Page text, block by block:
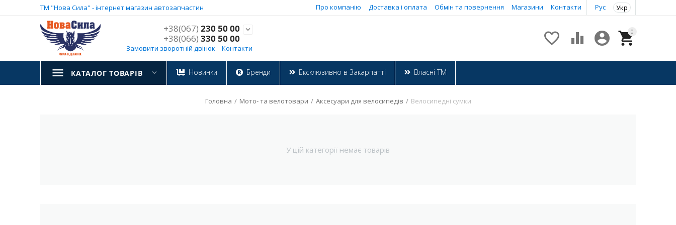
ТМ "Нова Сила" - інтернет магазин автозапчастин Рус Укр
Про компанію Доставка і оплата Обмін та повернення Магазини Контакти
+38(067) 230 50 00
+38(066) 330 50 00

Замовити зворотній двінок Контакти
0


 
КАТАЛОГ ТОВАРІВ Новинки Бренди Ексклюзивно в Закарпатті Власні ТМ
Головна / Мото- та велотовари / Аксесуари для велосипедів / Велосипедні сумки
У цій категорії немає товарів